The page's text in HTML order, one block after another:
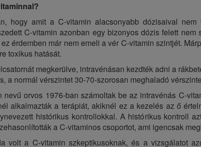
hogy amit a C-vitamin alacsonyabb dózisaival
C-vitamin azonban egy bizonyos dózis felett
érdemben már nem emeli a vér C-vitamin szintjét.
toxikus hatását.
megkerülve, intravénásan kezdték adni a
a normál vérszintet 30-70-szorosan meghaladó
orvos 1976-ban számoltak be az intravénás C-
alkalmazták a terápiát, akiknél ez a kezelés az ő
histórikus kontrollokkal. A histórikus kontroll
a C-vitaminos csoportot, ami igencsak
volt a C-vitamin szkeptikusoknak, és a vizsgálatot